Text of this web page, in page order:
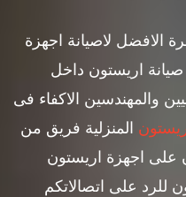
الافضل لاصيانة اجهزة
صيانة اريستون داخل
والمهندسين الاكفاء فى
المنزلية فريق من
على اجهزة اريستون
للرد على اتصالاتكم